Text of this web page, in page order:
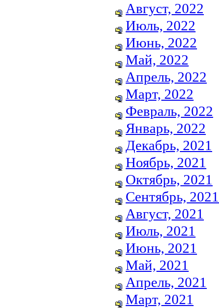
Август, 2022
Июль, 2022
Июнь, 2022
Май, 2022
Апрель, 2022
Март, 2022
Февраль, 2022
Январь, 2022
Декабрь, 2021
Ноябрь, 2021
Октябрь, 2021
Сентябрь, 2021
Август, 2021
Июль, 2021
Июнь, 2021
Май, 2021
Апрель, 2021
Март, 2021